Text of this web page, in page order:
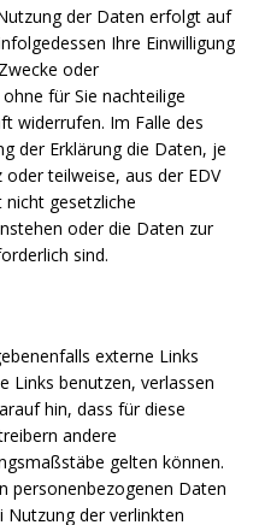
der Daten erfolgt auf
Ihre Einwilligung
oder
für Sie nachteilige
widerrufen. Im Falle des
der Erklärung die Daten, je
teilweise, aus der EDV
gesetzliche
oder die Daten zur
sind.
externe Links
Links benutzen, verlassen
hin, dass für diese
andere
gelten können.
personenbezogenen Daten
Nutzung der verlinkten